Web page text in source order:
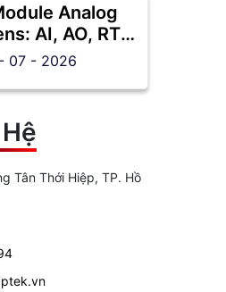
Analog
AI, AO, RTD,
và
07 - 2026
Tân Thới Hiệp, TP. Hồ